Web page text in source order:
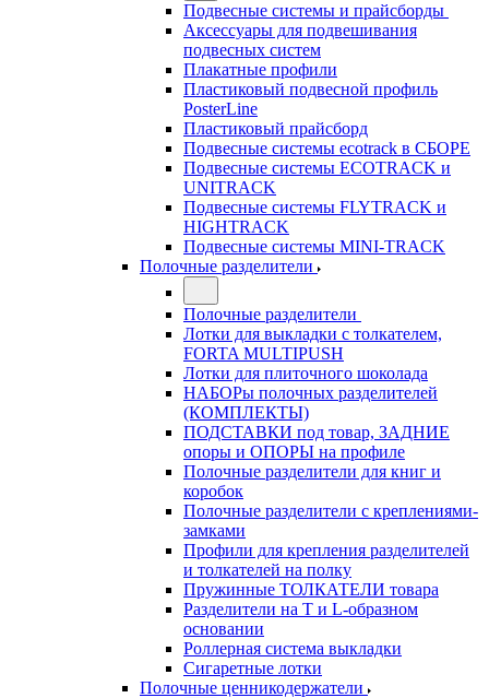
Подвесные системы и прайсборды
Аксессуары для подвешивания
подвесных систем
Плакатные профили
Пластиковый подвесной профиль
PosterLine
Пластиковый прайсборд
Подвесные системы ecotrack в СБОРЕ
Подвесные системы ECOTRACK и
UNITRACK
Подвесные системы FLYTRACK и
HIGHTRACK
Подвесные системы MINI-TRACK
Полочные разделители
Полочные разделители
Лотки для выкладки с толкателем,
FORTA MULTIPUSH
Лотки для плиточного шоколада
НАБОРы полочных разделителей
(КОМПЛЕКТЫ)
ПОДСТАВКИ под товар, ЗАДНИЕ
опоры и ОПОРЫ на профиле
Полочные разделители для книг и
коробок
Полочные разделители с креплениями-
замками
Профили для крепления разделителей
и толкателей на полку
Пружинные ТОЛКАТЕЛИ товара
Разделители на Т и L-образном
основании
Роллерная система выкладки
Сигаретные лотки
Полочные ценникодержатели